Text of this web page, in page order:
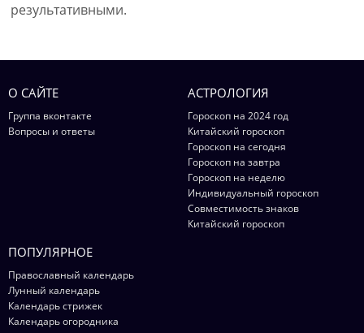
результативными.
О САЙТЕ
Группа вконтакте
Вопросы и ответы
АСТРОЛОГИЯ
Гороскоп на 2024 год
Китайский гороскоп
Гороскоп на сегодня
Гороскоп на завтра
Гороскоп на неделю
Индивидуальный гороскоп
Совместимость знаков
Китайский гороскоп
ПОПУЛЯРНОЕ
Православный календарь
Лунный календарь
Календарь стрижек
Календарь огородника